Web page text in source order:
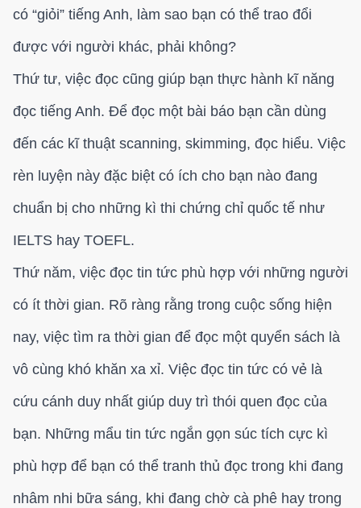
có “giỏi” tiếng Anh, làm sao bạn có thể trao đổi
được với người khác, phải không?
Thứ tư, việc đọc cũng giúp bạn thực hành kĩ năng
đọc tiếng Anh. Để đọc một bài báo bạn cần dùng
đến các kĩ thuật scanning, skimming, đọc hiểu. Việc
rèn luyện này đặc biệt có ích cho bạn nào đang
chuẩn bị cho những kì thi chứng chỉ quốc tế như
IELTS hay TOEFL.
Thứ năm, việc đọc tin tức phù hợp với những người
có ít thời gian. Rõ ràng rằng trong cuộc sống hiện
nay, việc tìm ra thời gian để đọc một quyển sách là
vô cùng khó khăn xa xỉ. Việc đọc tin tức có vẻ là
cứu cánh duy nhất giúp duy trì thói quen đọc của
bạn. Những mẩu tin tức ngắn gọn súc tích cực kì
phù hợp để bạn có thể tranh thủ đọc trong khi đang
nhâm nhi bữa sáng, khi đang chờ cà phê hay trong